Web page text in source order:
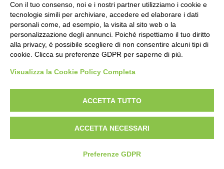
Convocazioni atleti
Attività Sportiva
Gruppi di merito
Archivio gruppi di merito
Ranking
Atleti di interesse nazionale
Staff Tecnico
Staff medico
ATLETI AZZURRI
Bench Rest
Con il tuo consenso, noi e i nostri partner utilizziamo i cookie e
tecnologie simili per archiviare, accedere ed elaborare i dati
personali come, ad esempio, la visita al sito web o la
personalizzazione degli annunci. Poiché rispettiamo il tuo diritto
alla privacy, è possibile scegliere di non consentire alcuni tipi di
cookie. Clicca su preferenze GDPR per saperne di più.
Visualizza la Cookie Policy Completa
ACCETTA TUTTO
ACCETTA NECESSARI
Preferenze GDPR